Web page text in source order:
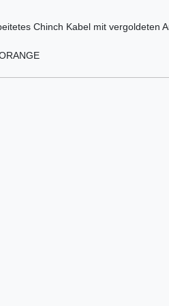
Chinch Kabel mit vergoldeten